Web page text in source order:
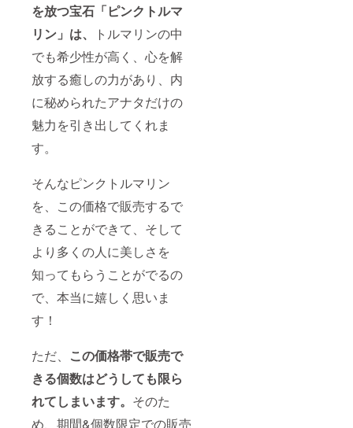
を放つ宝石「ピンクトルマ
リン」は、
トルマリンの中
でも希少性が高く、心を解
放する癒しの力があり、内
に秘められたアナタだけの
魅力を引き出してくれま
す。
そんなピンクトルマリン
を、この価格で販売するで
きることができて、そして
より多くの人に美しさを
知ってもらうことがでるの
で、本当に嬉しく思いま
す！
ただ、 この価格帯で販売で
きる個数はどうしても限ら
れてしまいます。 そのた
め、期間&個数限定での販売